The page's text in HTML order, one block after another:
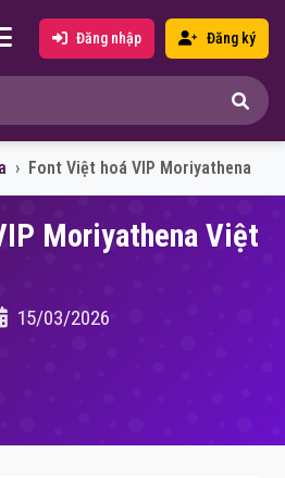
Đăng nhập Đăng ký
Font Việt hoá VIP Moriyathena
Moriyathena Việt
15/03/2026